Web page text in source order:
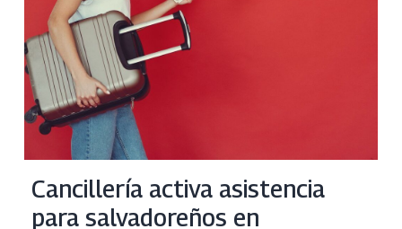
Cancillería activa asistencia
para salvadoreños en